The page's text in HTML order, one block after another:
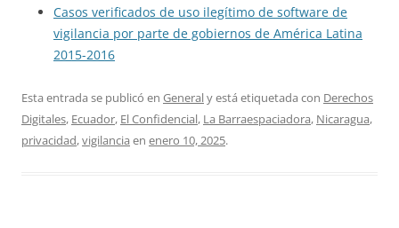
Casos verificados de uso ilegítimo de software de
vigilancia por parte de gobiernos de América Latina
2015-2016
Esta entrada se publicó en Generaly está etiquetada con Derechos
Digitales, Ecuador, El Confidencial, La Barraespaciadora, Nicaragua,
privacidad,vigilancia en enero 10, 2025.